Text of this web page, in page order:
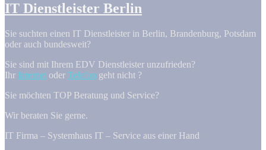
IT Dienstleister Berlin
Sie suchten einen IT Dienstleister in Berlin, Brandenburg, Potsdam
oder auch bundesweit?
Sie sind mit Ihrem EDV Dienstleister unzufrieden?
Ihr Internet oder Telefon geht nicht ?
Sie möchten TOP Beratung und Service?
Wir beraten Sie gerne.
IT Firma – Systemhaus IT – Service aus einer Hand